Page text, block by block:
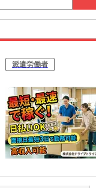
派遣労働者